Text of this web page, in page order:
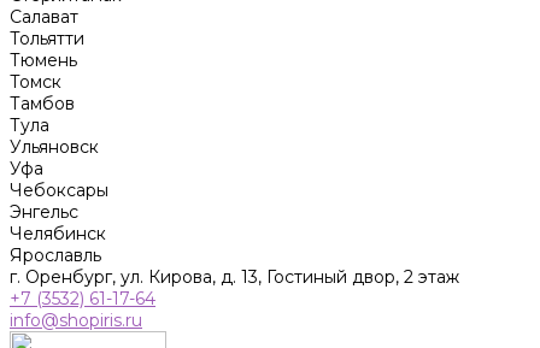
Салават
Тольятти
Тюмень
Томск
Тамбов
Тула
Ульяновск
Уфа
Чебоксары
Энгельс
Челябинск
Ярославль
г. Оренбург, ул. Кирова, д. 13, Гостиный двор, 2 этаж
+7 (3532) 61-17-64
info@shopiris.ru